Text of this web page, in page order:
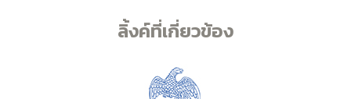
ลิ้งค์ที่เกี่ยวข้อง